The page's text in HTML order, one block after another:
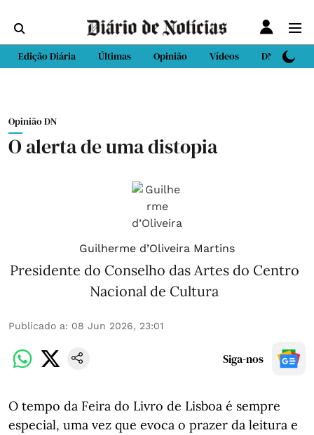
Edição Diária Últimas Opinião Vídeos DN Sport
Opinião DN
O alerta de uma distopia
Guilherme d’Oliveira Martins
Presidente do Conselho das Artes do Centro
Nacional de Cultura
Publicado a: 08 Jun 2026, 23:01
Siga-nos
O tempo da Feira do Livro de Lisboa é sempre
especial, uma vez que evoca o prazer da leitura e